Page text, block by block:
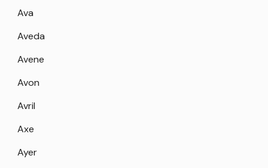
Ava
Aveda
Avene
Avon
Avril
Axe
Ayer